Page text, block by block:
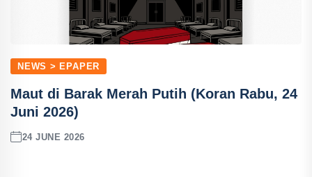
NEWS > EPAPER
Maut di Barak Merah Putih (Koran Rabu, 24
Juni 2026)
24 JUNE 2026